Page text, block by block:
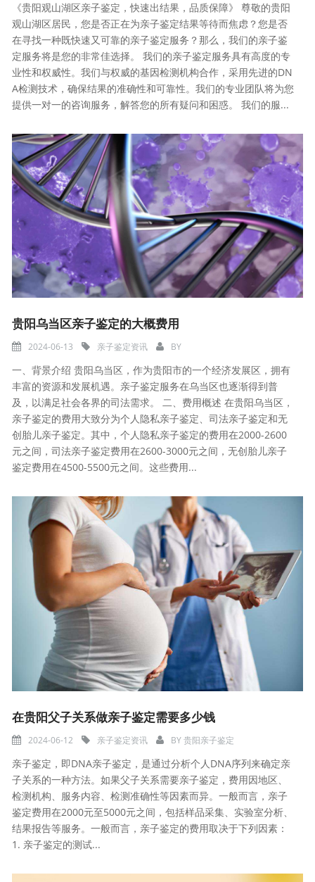
《贵阳观山湖区亲子鉴定，快速出结果，品质保障》 尊敬的贵阳
观山湖区居民，您是否正在为亲子鉴定结果等待而焦虑？您是否
在寻找一种既快速又可靠的亲子鉴定服务？那么，我们的亲子鉴
定服务将是您的非常佳选择。 我们的亲子鉴定服务具有高度的专
业性和权威性。我们与权威的基因检测机构合作，采用先进的DN
A检测技术，确保结果的准确性和可靠性。我们的专业团队将为您
提供一对一的咨询服务，解答您的所有疑问和困惑。 我们的服...
贵阳乌当区亲子鉴定的大概费用
2024-06-13 亲子鉴定资讯 BY
一、背景介绍 贵阳乌当区，作为贵阳市的一个经济发展区，拥有
丰富的资源和发展机遇。亲子鉴定服务在乌当区也逐渐得到普
及，以满足社会各界的司法需求。 二、费用概述 在贵阳乌当区，
亲子鉴定的费用大致分为个人隐私亲子鉴定、司法亲子鉴定和无
创胎儿亲子鉴定。其中，个人隐私亲子鉴定的费用在2000-2600
元之间，司法亲子鉴定费用在2600-3000元之间，无创胎儿亲子
鉴定费用在4500-5500元之间。这些费用...
在贵阳父子关系做亲子鉴定需要多少钱
2024-06-12 亲子鉴定资讯 BY贵阳亲子鉴定
亲子鉴定，即DNA亲子鉴定，是通过分析个人DNA序列来确定亲
子关系的一种方法。如果父子关系需要亲子鉴定，费用因地区、
检测机构、服务内容、检测准确性等因素而异。一般而言，亲子
鉴定费用在2000元至5000元之间，包括样品采集、实验室分析、
结果报告等服务。一般而言，亲子鉴定的费用取决于下列因素：
1. 亲子鉴定的测试...